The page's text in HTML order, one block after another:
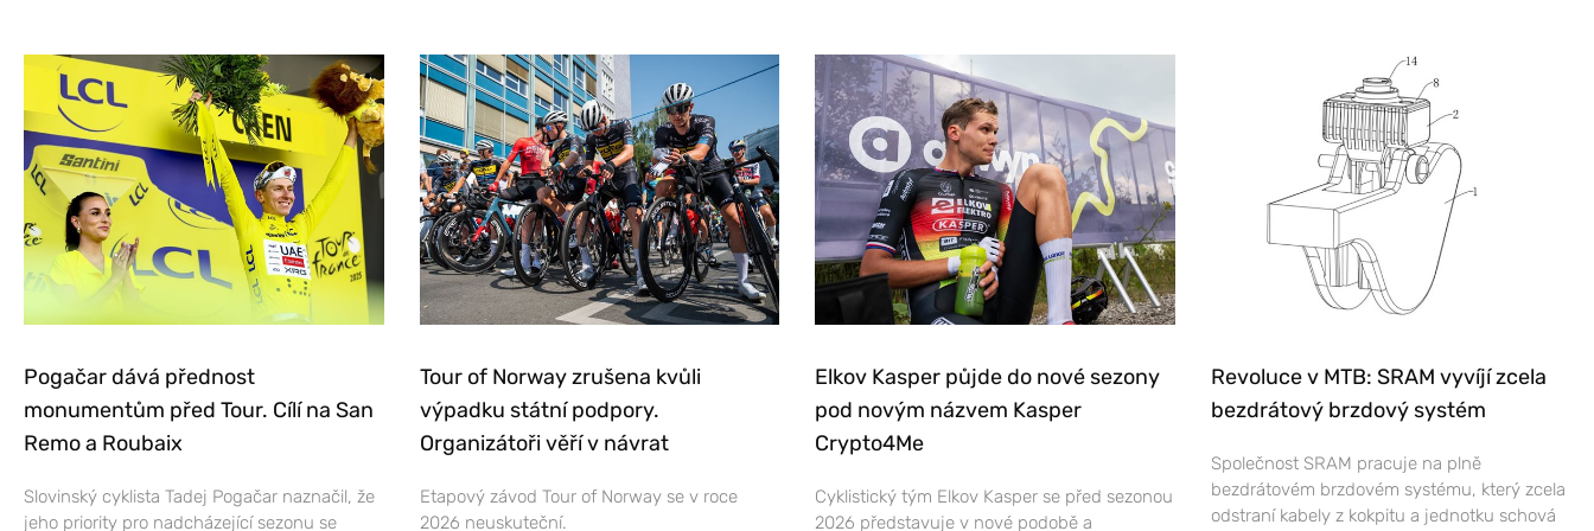
Pogačar dává přednost
monumentům před Tour. Cílí na San
Remo a Roubaix
Slovinský cyklista Tadej Pogačar naznačil, že
jeho priority pro nadcházející sezonu se
Tour of Norway zrušena kvůli
výpadku státní podpory.
Organizátoři věří v návrat
Etapový závod Tour of Norway se v roce
2026 neuskuteční.
Elkov Kasper půjde do nové sezony
pod novým názvem Kasper
Crypto4Me
Cyklistický tým Elkov Kasper se před sezonou
2026 představuje v nové podobě a
Revoluce v MTB: SRAM vyvíjí zcela
bezdrátový brzdový systém
Společnost SRAM pracuje na plně
bezdrátovém brzdovém systému, který zcela
odstraní kabely z kokpitu a jednotku schová